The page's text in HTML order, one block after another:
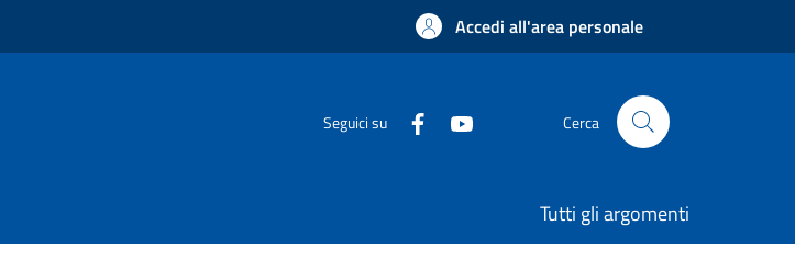
Accedi all'area personale
Seguici su Cerca
Tutti gli argomenti